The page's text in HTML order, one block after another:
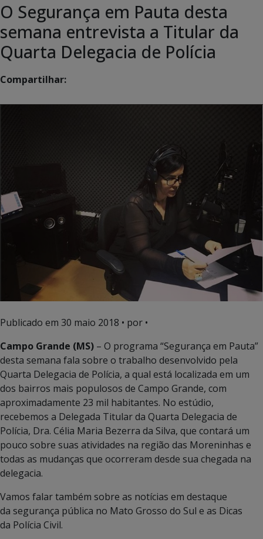
O Segurança em Pauta desta
semana entrevista a Titular da
Quarta Delegacia de Polícia
Compartilhar:
Publicado em 30 maio 2018 • por •
Campo Grande (MS) – O programa “Segurança em Pauta”
desta semana fala sobre o trabalho desenvolvido pela
Quarta Delegacia de Polícia, a qual está localizada em um
dos bairros mais populosos de Campo Grande, com
aproximadamente 23 mil habitantes. No estúdio,
recebemos a Delegada Titular da Quarta Delegacia de
Polícia, Dra. Célia Maria Bezerra da Silva, que contará um
pouco sobre suas atividades na região das Moreninhas e
todas as mudanças que ocorreram desde sua chegada na
delegacia.
Vamos falar também sobre as notícias em destaque
da segurança pública no Mato Grosso do Sul e as Dicas
da Polícia Civil.